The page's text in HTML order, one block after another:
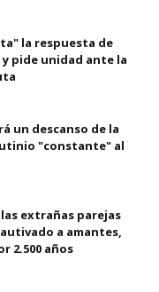
la respuesta de
y pide unidad ante la
un descanso de la
"constante" al
extrañas parejas
a amantes,
2.500 años